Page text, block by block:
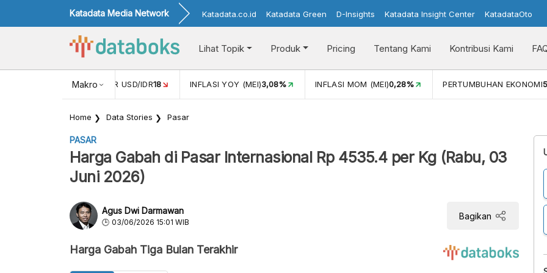
Katadata Media Network Katadata.co.id Katadata Green D-Insights Katadata Insight Center KatadataOto
Lihat Topik Produk Pricing Tentang Kami Kontribusi Kami
Makro
NILAI TUKAR USD/IDR18 INFLASI YOY (MEI)3,08% INFLASI MOM (MEI)0,28% PERTUMBUHAN EKONOMI
Home Data Stories Pasar
PASAR
Harga Gabah di Pasar Internasional Rp 4535.4 per Kg (Rabu, 03
Juni 2026)
Agus Dwi Darmawan
03/06/2026 15:01 WIB
Bagikan
Harga Gabah Tiga Bulan Terakhir